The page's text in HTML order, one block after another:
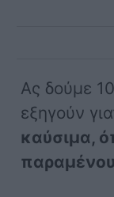
Ας δούμε
εξηγούν
καύσιμα,